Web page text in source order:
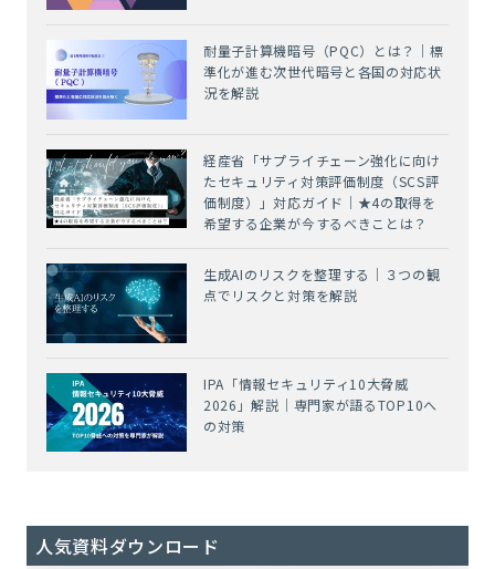
耐量子計算機暗号（PQC）とは？｜標
準化が進む次世代暗号と各国の対応状
況を解説
経産省「サプライチェーン強化に向け
たセキュリティ対策評価制度（SCS評
価制度）」対応ガイド｜★4の取得を
希望する企業が今するべきことは？
生成AIのリスクを整理する｜３つの観
点でリスクと対策を解説
IPA「情報セキュリティ10大脅威
2026」解説｜専門家が語るTOP10へ
の対策
人気資料ダウンロード